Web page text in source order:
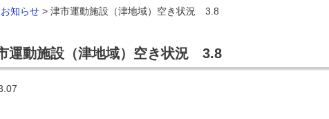
お知らせ > 津市運動施設（津地域）空き状況 3.8
運動施設（津地域）空き状況 3.8